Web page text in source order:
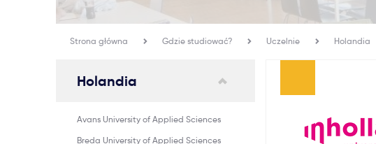
Strona główna Gdzie studiować? Uczelnie Holandia
Holandia
Avans University of Applied Sciences
Breda University of Applied Sciences